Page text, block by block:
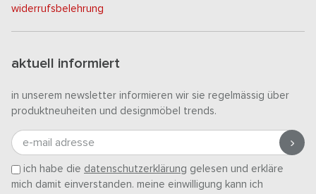
widerrufsbelehrung
aktuell informiert
in unserem newsletter informieren wir sie regelmässig über
produktneuheiten und designmöbel trends.
e-mail adresse
ich habe die datenschutzerklärung gelesen und erkläre
mich damit einverstanden. meine einwilligung kann ich